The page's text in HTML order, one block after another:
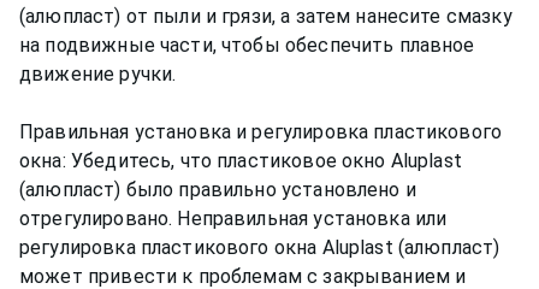
(алюпласт) от пыли и грязи, а затем нанесите смазку
на подвижные части, чтобы обеспечить плавное
движение ручки.
Правильная установка и регулировка пластикового
окна: Убедитесь, что пластиковое окно Aluplast
(алюпласт) было правильно установлено и
отрегулировано. Неправильная установка или
регулировка пластикового окна Aluplast (алюпласт)
может привести к проблемам с закрыванием и